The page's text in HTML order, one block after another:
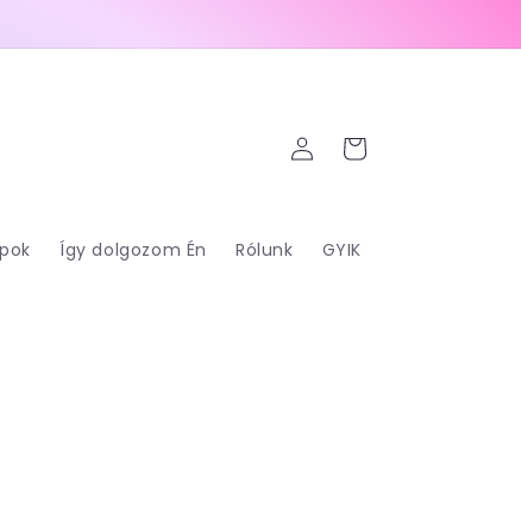
Így dolgozom Én Rólunk GYIK
Bejelentkezés
Kosár